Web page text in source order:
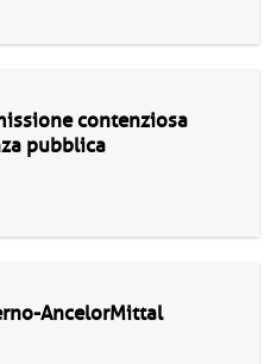
contenziosa
pubblica
AncelorMittal